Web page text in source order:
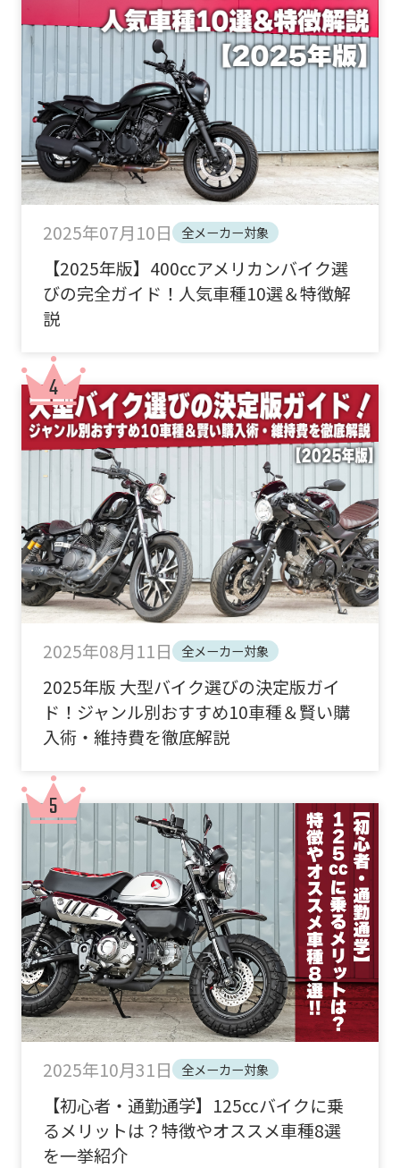
2025年07月10日 全メーカー対象
【2025年版】400ccアメリカンバイク選
びの完全ガイド！人気車種10選＆特徴解
説
2025年08月11日 全メーカー対象
2025年版 大型バイク選びの決定版ガイ
ド！ジャンル別おすすめ10車種＆賢い購
入術・維持費を徹底解説
2025年10月31日 全メーカー対象
【初心者・通勤通学】125ccバイクに乗
るメリットは？特徴やオススメ車種8選
を一挙紹介